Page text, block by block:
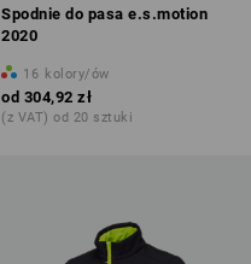
Spodnie do pasa e.s.motion
2020
16 kolory/ów
od 304,92 zł
(z VAT) od 20 sztuki